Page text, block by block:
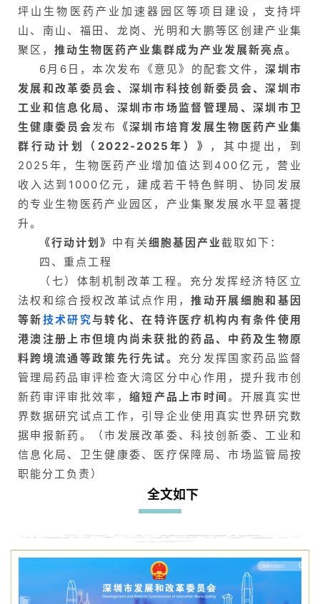
坪山生物医药产业加速器园区等项目建设，支持坪
山、南山、福田、龙岗、光明和大鹏等区创建产业集
聚区， 推动生物医药产业集群成为产业发展新亮点。
6月6日，本次发布《意见》的配套文件，深圳市
发展和改革委员会、深圳市科技创新委员会、深圳市
工业和信息化局、深圳市市场监督管理局、深圳市卫
生健康委员会发布
《深圳市培育发展生物医药产业集
群行动计划（2022-2025年）》 ，其中提出，到
2025年，生物医药产业增加值达到400亿元，营业
收入达到1000亿元，建成若干特色鲜明、协同发展
的专业生物医药产业园区，产业集聚发展水平显著提
升。
《行动计划》 中有关细胞基因产业截取如下：
四、重点工程
（七）体制机制改革工程。充分发挥经济特区立
法权和综合授权改革试点作用，推动开展细胞和基因
等新技术研究与转化、在特许医疗机构内有条件使用
港澳注册上市但境内尚未获批的药品、中药及生物原
料跨境流通等政策先行先试。 充分发挥国家药品监督
管理局药品审评检查大湾区分中心作用，提升我市创
新药审评审批效率， 缩短产品上市时间。开展真实世
界数据研究试点工作，引导企业使用真实世界研究数
据申报新药。（市发展改革委、科技创新委、工业和
信息化局、卫生健康委、医疗保障局、市场监管局按
职能分工负责）
全文如下